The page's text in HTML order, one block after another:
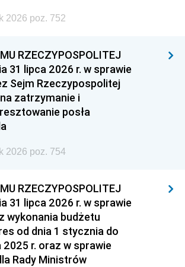
2026 poz. 752
RZECZYPOSPOLITEJ
31 lipca 2026 r. w sprawie
Sejm Rzeczypospolitej
zatrzymanie i
posła
2026 poz. 754
RZECZYPOSPOLITEJ
31 lipca 2026 r. w sprawie
wykonania budżetu
od dnia 1 stycznia do
2025 r. oraz w sprawie
Rady Ministrów